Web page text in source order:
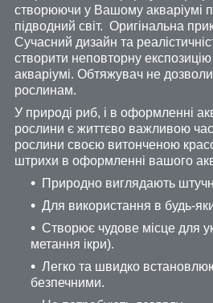
створюючи у Вашому акваріумі
підводний світ. Оригінальна
Сучасний дизайн та
створити неповторну
акваріумі. Обтяжувач не
рослинам.
У природі риб, і в оформленні
рослини є життєво важливою
рослини своєю витонченою
штрихи в оформленні вашого
Природно виглядають
Для використання в будь-
Створює чудове місце для
метання ікри).
Легко та швидко
безпечними.